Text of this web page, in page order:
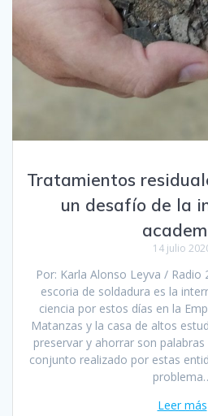
Tratamientos
un desafío de la
14 julio
Por: Karla Alonso Leyva /
escoria de soldadura es la
ciencia por estos días en la
Matanzas y la casa de altos
preservar y ahorrar son
conjunto realizado por estas
Leer más